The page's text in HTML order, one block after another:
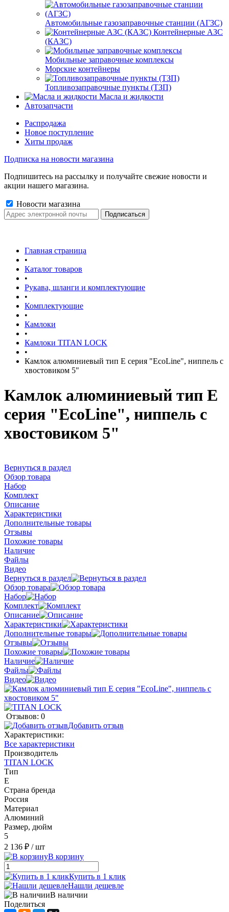
Автомобильные газозаправочные станции (АГЗС)
Контейнерные АЗС
(КАЗС)
Мобильные заправочные комплексы
Морские контейнеры
Топливозаправочные пункты (ТЗП)
Масла и жидкости
Автозапчасти
Распродажа
Новое поступление
Хиты продаж
Подписка на новости магазина
Подпишитесь на рассылку и получайте свежие новости и
акции нашего магазина.
Новости магазина
Главная страница
•
Каталог товаров
•
Рукава, шланги и комплектующие
•
Комплектующие
•
Камлоки
•
Камлоки TITAN LOCK
•
Камлок алюминиевый тип E серия "EcoLine", ниппель с
хвостовиком 5"
Камлок алюминиевый тип E
серия "EcoLine", ниппель с
хвостовиком 5"
Вернуться в раздел
Обзор товара
Набор
Комплект
Описание
Характеристики
Дополнительные товары
Отзывы
Похожие товары
Наличие
Файлы
Видео
Вернуться в раздел
Обзор товара
Набор
Комплект
Описание
Характеристики
Дополнительные товары
Отзывы
Похожие товары
Наличие
Файлы
Видео
Отзывов: 0
Добавить отзыв
Характеристики:
Все характеристики
Производитель
TITAN LOCK
Тип
E
Страна бренда
Россия
Материал
Алюминий
Размер, дюйм
5
2 136 ₽ / шт
В корзину
Купить в 1 клик
Нашли дешевле
В наличии
Поделиться